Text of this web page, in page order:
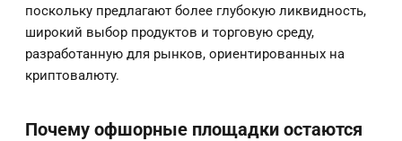
поскольку предлагают более глубокую ликвидность,
широкий выбор продуктов и торговую среду,
разработанную для рынков, ориентированных на
криптовалюту.
Почему офшорные площадки остаются